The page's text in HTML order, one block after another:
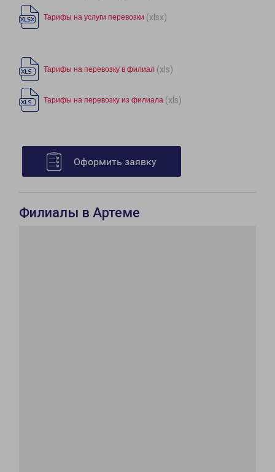
Тарифы на услуги перевозки (xlsx)
Тарифы на перевозку в филиал (xls)
Тарифы на перевозку из филиала (xls)
Оформить заявку
Филиалы в Артеме